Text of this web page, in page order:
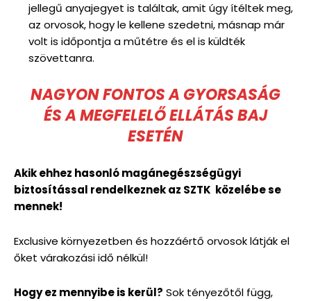
jellegű anyajegyet is találtak, amit úgy ítéltek meg,
az orvosok, hogy le kellene szedetni, másnap már
volt is időpontja a műtétre és el is küldték
szövettanra.
NAGYON FONTOS A GYORSASÁG
ÉS A MEGFELELŐ ELLÁTÁS BAJ
ESETÉN
Akik ehhez hasonló magánegészségügyi
biztosítással rendelkeznek az SZTK közelébe se
mennek!
Exclusive környezetben és hozzáértő orvosok látják el
őket várakozási idő nélkül!
Hogy ez mennyibe is kerül? Sok tényezőtől függ,